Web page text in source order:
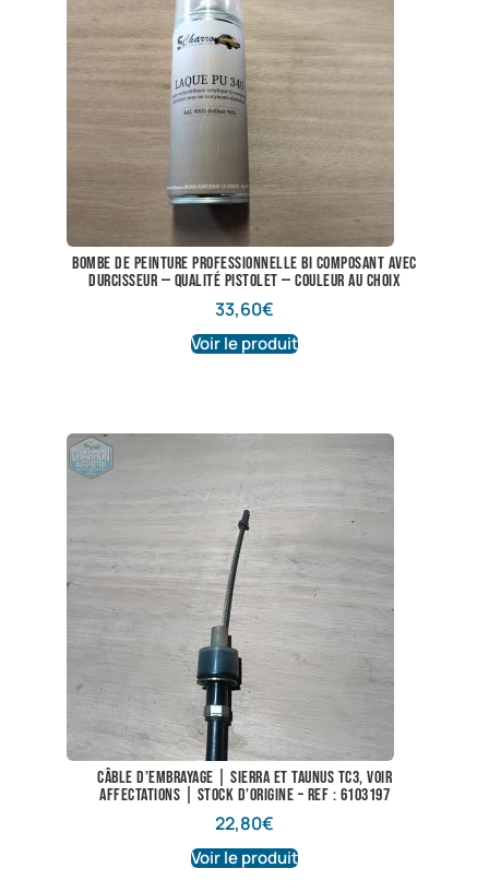
Bombe de peinture professionnelle bi composant avec
durcisseur — qualité pistolet — couleur au choix
33,60€
Voir le produit
Câble d’embrayage | Sierra et Taunus TC3, voir
affectations | Stock d’origine – Ref : 6103197
22,80€
Voir le produit